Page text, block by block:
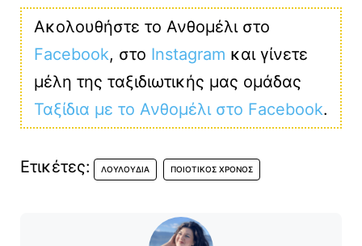
Ακολουθήστε το Ανθομέλι στο
Facebook, στο Instagram και γίνετε
μέλη της ταξιδιωτικής μας ομάδας
Ταξίδια με το Ανθομέλι στο Facebook.
Ετικέτες: ΛΟΥΛΟΎΔΙΑ ΠΟΙΟΤΙΚΌΣ ΧΡΌΝΟΣ